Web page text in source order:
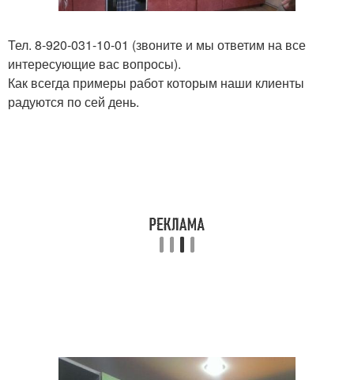
Тел. 8-920-031-10-01 (звоните и мы ответим на все
интересующие вас вопросы).
Как всегда примеры работ которым наши клиенты
радуются по сей день.